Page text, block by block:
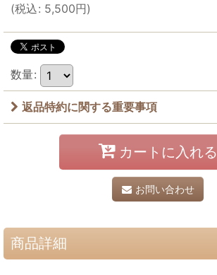
(税込: 5,500円)
数量:
返品特約に関する重要事項
カートに入れる
お問い合わせ
商品詳細